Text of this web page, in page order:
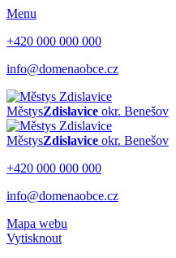
Menu
+420 000 000 000
info@domenaobce.cz
MěstysZdislavice okr. Benešov
MěstysZdislavice okr. Benešov
+420 000 000 000
info@domenaobce.cz
Mapa webu
Vytisknout